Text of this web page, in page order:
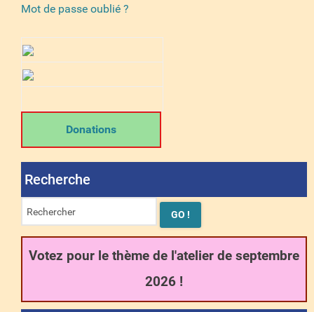
Mot de passe oublié ?
Donations
Recherche
Votez pour le thème de l'atelier de septembre
2026 !